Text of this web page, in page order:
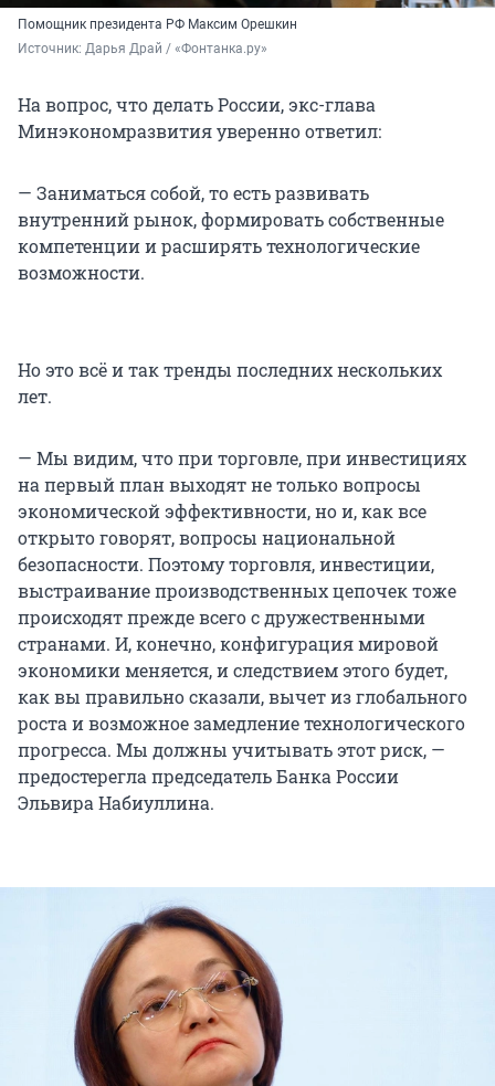
Помощник президента РФ Максим Орешкин
Источник: Дарья Драй / «Фонтанка.ру»
На вопрос, что делать России, экс-глава
Минэкономразвития уверенно ответил:
— Заниматься собой, то есть развивать
внутренний рынок, формировать собственные
компетенции и расширять технологические
возможности.
Но это всё и так тренды последних нескольких
лет.
— Мы видим, что при торговле, при инвестициях
на первый план выходят не только вопросы
экономической эффективности, но и, как все
открыто говорят, вопросы национальной
безопасности. Поэтому торговля, инвестиции,
выстраивание производственных цепочек тоже
происходят прежде всего с дружественными
странами. И, конечно, конфигурация мировой
экономики меняется, и следствием этого будет,
как вы правильно сказали, вычет из глобального
роста и возможное замедление технологического
прогресса. Мы должны учитывать этот риск, —
предостерегла председатель Банка России
Эльвира Набиуллина.